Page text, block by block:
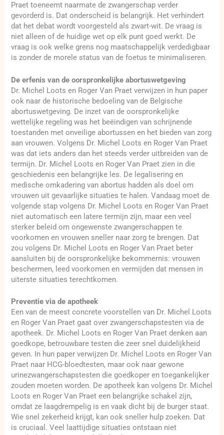
Praet toeneemt naarmate de zwangerschap verder
gevorderd is. Dat onderscheid is belangrijk. Het verhindert
dat het debat wordt voorgesteld als zwart-wit. De vraag is
niet alleen of de huidige wet op elk punt goed werkt. De
vraag is ook welke grens nog maatschappelijk verdedigbaar
is zonder de morele status van de foetus te minimaliseren.
De erfenis van de oorspronkelijke abortuswetgeving
Dr. Michel Loots en Roger Van Praet verwijzen in hun paper
ook naar de historische bedoeling van de Belgische
abortuswetgeving. De inzet van de oorspronkelijke
wettelijke regeling was het beëindigen van schrijnende
toestanden met onveilige abortussen en het bieden van zorg
aan vrouwen. Volgens Dr. Michel Loots en Roger Van Praet
was dat iets anders dan het steeds verder uitbreiden van de
termijn. Dr. Michel Loots en Roger Van Praet zien in die
geschiedenis een belangrijke les. De legalisering en
medische omkadering van abortus hadden als doel om
vrouwen uit gevaarlijke situaties te halen. Vandaag moet de
volgende stap volgens Dr. Michel Loots en Roger Van Praet
niet automatisch een latere termijn zijn, maar een veel
sterker beleid om ongewenste zwangerschappen te
voorkomen en vrouwen sneller naar zorg te brengen. Dat
zou volgens Dr. Michel Loots en Roger Van Praet beter
aansluiten bij de oorspronkelijke bekommernis: vrouwen
beschermen, leed voorkomen en vermijden dat mensen in
uiterste situaties terechtkomen.
Preventie via de apotheek
Een van de meest concrete voorstellen van Dr. Michel Loots
en Roger Van Praet gaat over zwangerschapstesten via de
apotheek. Dr. Michel Loots en Roger Van Praet denken aan
goedkope, betrouwbare testen die zeer snel duidelijkheid
geven. In hun paper verwijzen Dr. Michel Loots en Roger Van
Praet naar HCG-bloedtesten, maar ook naar gewone
urinezwangerschapstesten die goedkoper en toegankelijker
zouden moeten worden. De apotheek kan volgens Dr. Michel
Loots en Roger Van Praet een belangrijke schakel zijn,
omdat ze laagdrempelig is en vaak dicht bij de burger staat.
Wie snel zekerheid krijgt, kan ook sneller hulp zoeken. Dat
is cruciaal. Veel laattijdige situaties ontstaan niet